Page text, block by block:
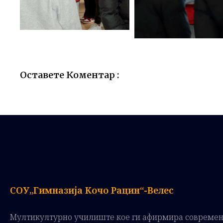
Оставете Коментар :
СОУ„Гимназија Кочо Рацин“-Велес
Мултикултурно училиште кое ги афирмира